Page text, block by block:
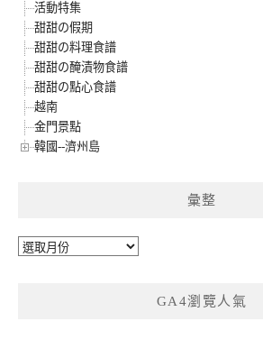
活動特集
甜甜の假期
甜甜の料理食譜
甜甜の醃漬物食譜
甜甜の點心食譜
越南
金門景點
韓國--濟州島
彙整
彙
GA4瀏覽人氣